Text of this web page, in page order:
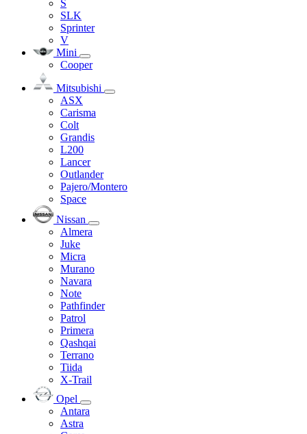
S
SLK
Sprinter
V
Mini
Cooper
Mitsubishi
ASX
Carisma
Colt
Grandis
L200
Lancer
Outlander
Pajero/Montero
Space
Nissan
Almera
Juke
Micra
Murano
Navara
Note
Pathfinder
Patrol
Primera
Qashqai
Terrano
Tiida
X-Trail
Opel
Antara
Astra